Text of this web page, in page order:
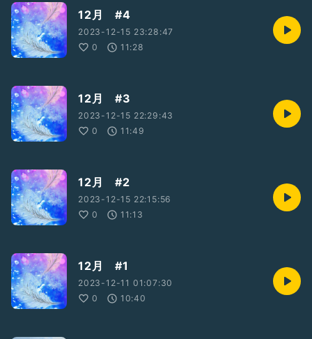
12月 #4
2023-12-15 23:28:47
0
11:28
12月 #3
2023-12-15 22:29:43
0
11:49
12月 #2
2023-12-15 22:15:56
0
11:13
12月 #1
2023-12-11 01:07:30
0
10:40